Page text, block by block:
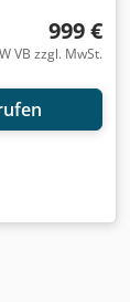
999 €
VB zzgl. MwSt.
100%